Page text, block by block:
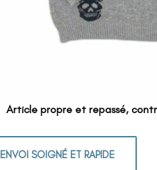
Article propre et repassé,
ENVOI SOIGNÉ ET RAPIDE